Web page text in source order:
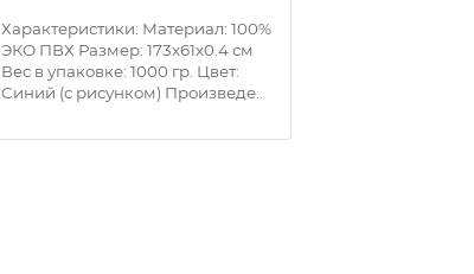
Характеристики: Материал: 100%
ЭКО ПВХ Размер: 173х61х0.4 см
Вес в упаковке: 1000 гр. Цвет:
Синий (с рисунком) Произведе..